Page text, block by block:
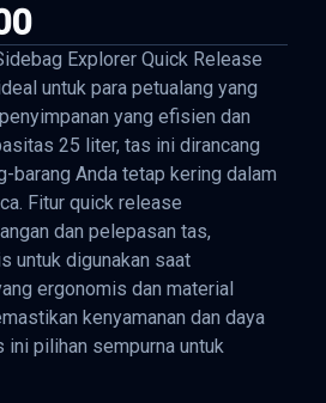
Explorer Quick Release
untuk para petualang yang
yang efisien dan
25 liter, tas ini dirancang
barang Anda tetap kering dalam
Fitur quick release
dan pelepasan tas,
untuk digunakan saat
ergonomis dan material
kenyamanan dan daya
ini pilihan sempurna untuk